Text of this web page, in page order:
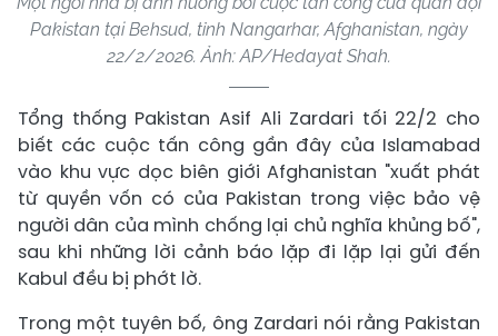
Pakistan tại Behsud, tỉnh Nangarhar, Afghanistan, ngày
22/2/2026. Ảnh: AP/Hedayat Shah.
Tổng thống Pakistan Asif Ali Zardari tối 22/2 cho
biết các cuộc tấn công gần đây của Islamabad
vào khu vực dọc biên giới Afghanistan "xuất phát
từ quyền vốn có của Pakistan trong việc bảo vệ
người dân của mình chống lại chủ nghĩa khủng bố",
sau khi những lời cảnh báo lặp đi lặp lại gửi đến
Kabul đều bị phớt lờ.
Trong một tuyên bố, ông Zardari nói rằng Pakistan